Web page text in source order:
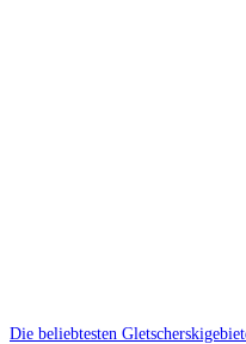
Die beliebtesten